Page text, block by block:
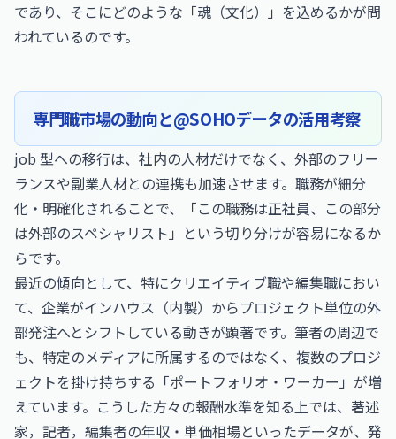
であり、そこにどのような「魂（文化）」を込めるかが問
われているのです。
専門職市場の動向と@SOHOデータの活用考察
job 型への移行は、社内の人材だけでなく、外部のフリー
ランスや副業人材との連携も加速させます。職務が細分
化・明確化されることで、「この職務は正社員、この部分
は外部のスペシャリスト」という切り分けが容易になるか
らです。
最近の傾向として、特にクリエイティブ職や編集職におい
て、企業がインハウス（内製）からプロジェクト単位の外
部発注へとシフトしている動きが顕著です。筆者の周辺で
も、特定のメディアに所属するのではなく、複数のプロジ
ェクトを掛け持ちする「ポートフォリオ・ワーカー」が増
えています。こうした方々の報酬水準を知る上では、 著述
家，記者，編集者の年収・単価相場といったデータが、発